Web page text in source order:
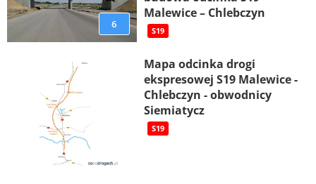
6
Malewice – Chlebczyn
S19
Mapa odcinka drogi
ekspresowej S19 Malewice -
Chlebczyn - obwodnicy
Siemiatycz
S19